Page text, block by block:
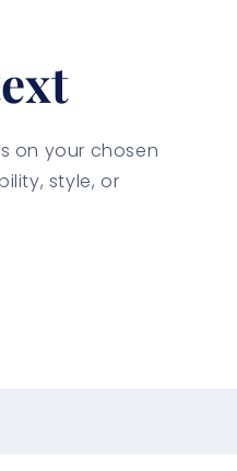
on your chosen
style, or